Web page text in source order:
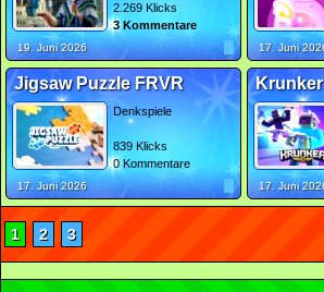
2.269 Klicks
3 Kommentare
19. Juni 2026 17. Juni
Jigsaw Puzzle FRVR
Denkspiele
839 Klicks
0 Kommentare
17. Juni 2026
Krunker
17. Juni
1 2 3